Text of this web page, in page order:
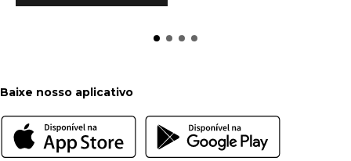
Baixe nosso aplicativo